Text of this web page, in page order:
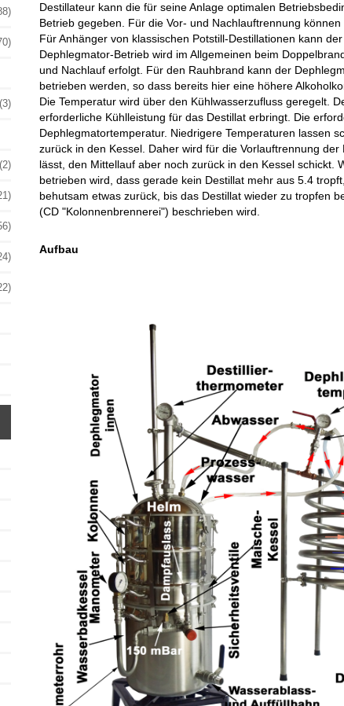
(3)
(2)
Destillateur kann die für seine Anlage optimalen
Betrieb gegeben. Für die Vor- und Nachlauftrennung
Für Anhänger von klassischen Potstill-Destillationen kann
Dephlegmator-Betrieb wird im Allgemeinen beim
und Nachlauf erfolgt. Für den Rauhbrand kann der
betrieben werden, so dass bereits hier eine höhere
Die Temperatur wird über den Kühlwasserzufluss geregelt.
erforderliche Kühlleistung für das Destillat erbringt. Die
Dephlegmatortemperatur. Niedrigere Temperaturen lassen
zurück in den Kessel. Daher wird für die Vorlauftrennung
lässt, den Mittellauf aber noch zurück in den Kessel schickt.
betrieben wird, dass gerade kein Destillat mehr aus 5.4
behutsam etwas zurück, bis das Destillat wieder zu tropfen
(CD "Kolonnenbrennerei") beschrieben wird.
Aufbau